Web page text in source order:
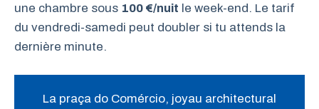
une chambre sous 100 €/nuit le week-end. Le tarif
du vendredi-samedi peut doubler si tu attends la
dernière minute.
La praça do Comércio, joyau architectural